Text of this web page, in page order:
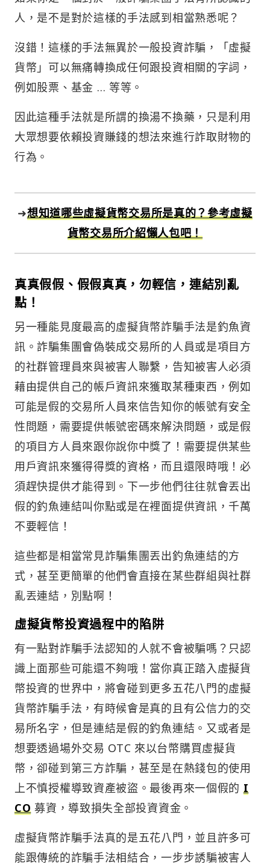
人，是不是對於這樣的手法感到相當熟悉呢？
沒錯！這樣的手法無異於一般投資詐騙，「虛擬
貨幣」可以無痛轉換成任何跟投資相關的字詞，
例如股票、基金 … 等等。
因此這種手法就是所謂的換湯不換藥，只是利用
大眾想要依賴投資賺錢的想法來進行詐取財物的
行為。
➜想知道哪些虛擬貨幣交易所是真的？參考虛擬
貨幣交易所介紹懶人包吧！
真真假假、假假真真，勿輕信，連結別亂
點！
另一種能見度最高的虛擬貨幣詐騙手法是釣魚資
訊。詐騙集團會偽裝成交易所的人員或是項目方
的社群管理員來與被害人聯繫，告知被害人必須
藉由提供自己的帳戶資訊來獲取某種東西，例如
可能是假的交易所人員來信告知你的帳號有安全
性問題，需要提供帳號密碼來解決問題，或是假
的項目方人員來跟你說你中獎了！需要提供某些
用戶資訊來獲得得獎的資格，而且還限時哦！必
須趕快提供才能得到。下一步他們往往就會丟出
假的釣魚連結叫你點或是在裡面提供資訊，千萬
不要輕信！
這些都是相當常見詐騙集團丟出釣魚連結的方
式，甚至更簡單的他們會直接在某些群組與社群
亂丟連結，別點啊！
虛擬貨幣投資過程中的陷阱
有一點對詐騙手法認知的人就不會被騙嗎？只認
識上面那些可能還不夠哦！當你真正踏入虛擬貨
幣投資的世界中，將會碰到更多五花八門的虛擬
貨幣詐騙手法，有時候會是真的且有公信力的交
易所名字，但是連結是假的釣魚連結。又或者是
想要透過場外交易 OTC 來以台幣購買虛擬貨
幣，卻碰到第三方詐騙，甚至是在熱錢包的使用
上不慎授權導致資產被盜。最後再來一個假的 I
CO 募資，導致損失全部投資資金。
虛擬貨幣詐騙手法真的是五花八門，並且許多可
能跟傳統的詐騙手法相結合，一步步誘騙被害人